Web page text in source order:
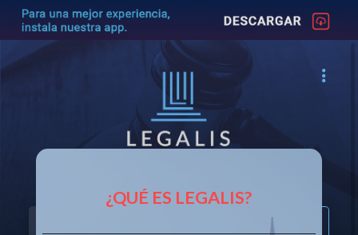
¿QUÉ ES LEGALIS?